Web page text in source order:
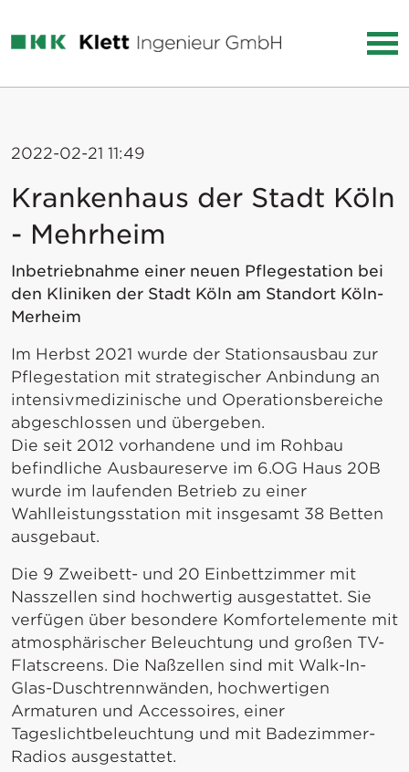
2022-02-21 11:49
Krankenhaus der Stadt Köln
- Mehrheim
Inbetriebnahme einer neuen Pflegestation bei
den Kliniken der Stadt Köln am Standort Köln-
Merheim
Im Herbst 2021 wurde der Stationsausbau zur
Pflegestation mit strategischer Anbindung an
intensivmedizinische und Operationsbereiche
abgeschlossen und übergeben.
Die seit 2012 vorhandene und im Rohbau
befindliche Ausbaureserve im 6.OG Haus 20B
wurde im laufenden Betrieb zu einer
Wahlleistungsstation mit insgesamt 38 Betten
ausgebaut.
Die 9 Zweibett- und 20 Einbettzimmer mit
Nasszellen sind hochwertig ausgestattet. Sie
verfügen über besondere Komfortelemente mit
atmosphärischer Beleuchtung und großen TV-
Flatscreens. Die Naßzellen sind mit Walk-In-
Glas-Duschtrennwänden, hochwertigen
Armaturen und Accessoires, einer
Tageslichtbeleuchtung und mit Badezimmer-
Radios ausgestattet.